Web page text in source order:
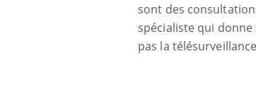
sont des
spécialiste qui
pas la